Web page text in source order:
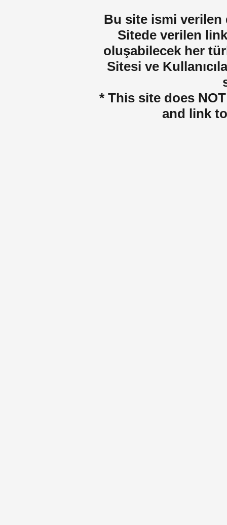
Bu site ismi verilen
Sitede verilen
oluşabilecek her
Sitesi ve
* This site does
and link